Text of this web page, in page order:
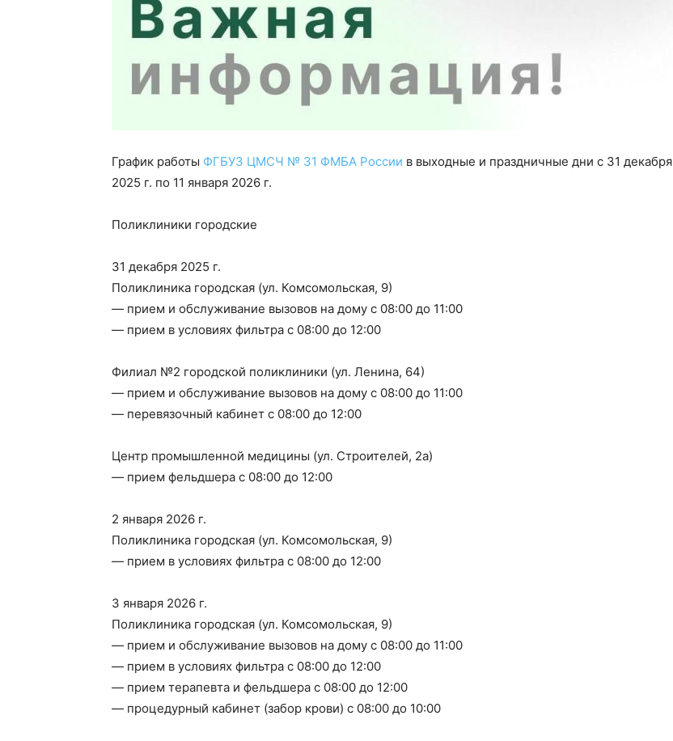
График работы ФГБУЗ ЦМСЧ № 31 ФМБА России в выходные и праздничные дни с 31 декабря
2025 г. по 11 января 2026 г.
Поликлиники городские
31 декабря 2025 г.
Поликлиника городская (ул. Комсомольская, 9)
— прием и обслуживание вызовов на дому с 08:00 до 11:00
— прием в условиях фильтра с 08:00 до 12:00
Филиал №2 городской поликлиники (ул. Ленина, 64)
— прием и обслуживание вызовов на дому с 08:00 до 11:00
— перевязочный кабинет с 08:00 до 12:00
Центр промышленной медицины (ул. Строителей, 2а)
— прием фельдшера с 08:00 до 12:00
2 января 2026 г.
Поликлиника городская (ул. Комсомольская, 9)
— прием в условиях фильтра с 08:00 до 12:00
3 января 2026 г.
Поликлиника городская (ул. Комсомольская, 9)
— прием и обслуживание вызовов на дому с 08:00 до 11:00
— прием в условиях фильтра с 08:00 до 12:00
— прием терапевта и фельдшера с 08:00 до 12:00
— процедурный кабинет (забор крови) с 08:00 до 10:00